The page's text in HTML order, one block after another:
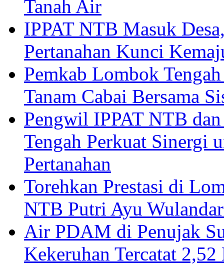
Tanah Air
IPPAT NTB Masuk
Pertanahan Kunci
Pemkab Lombok
Tanam Cabai Bersama
Pengwil IPPAT NTB
Tengah Perkuat Sinergi
Pertanahan
Torehkan Prestasi di
NTB Putri Ayu
Air PDAM di Penujak
Kekeruhan Tercatat